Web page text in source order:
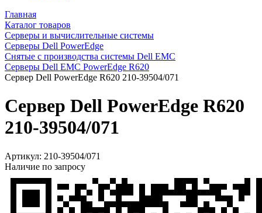
Главная
Каталог товаров
Серверы и вычислительные системы
Серверы Dell PowerEdge
Снятые с производства системы Dell EMC
Серверы Dell EMC PowerEdge R620
Сервер Dell PowerEdge R620 210-39504/071
Сервер Dell PowerEdge R620
210-39504/071
Артикул: 210-39504/071
Наличие по запросу